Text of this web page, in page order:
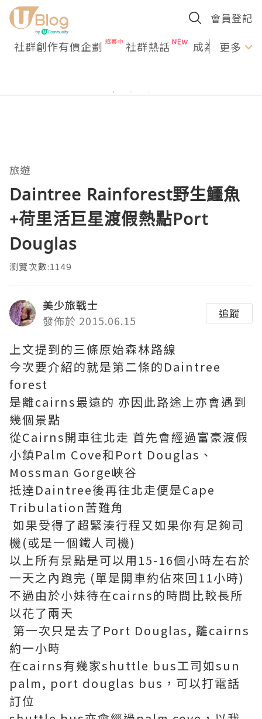
會員登記
社群創作有價企劃 社群熱話 成為U更多
旅遊
Daintree Rainforest野生鱷魚
+荷里活巨星渡假熱點Port
Douglas
瀏覽次數:1149
美少旅戰士
發佈於 2015.06.15
追蹤
上文提到的三條原始森林路線
今次要介紹的就是第二條的Daintree
forest
是離cairns最遠的 亦因此路途上亦會遇到
幾個景點
從Cairns開車往北走 首先會經過富豪渡假
小鎮Palm Cove和Port Douglas、
Mossman Gorge峽谷
抵達Daintree後再往北走便是Cape
Tribulation苦難角
如果受得了超緊湊行程又如果你有足夠司
機(或是一個鐵人司機)
以上所有景點是可以用15-16個小時左右於
一天之內跑完 (單是開車約佔來回11小時)
不過由於小妹待在cairns的時間比較長所
以花了兩天
第一次只是去了Port Douglas, 離cairns
約一小時
在cairns有幾家shuttle bus工司如sun
palm, port douglas bus，可以打電話
訂位